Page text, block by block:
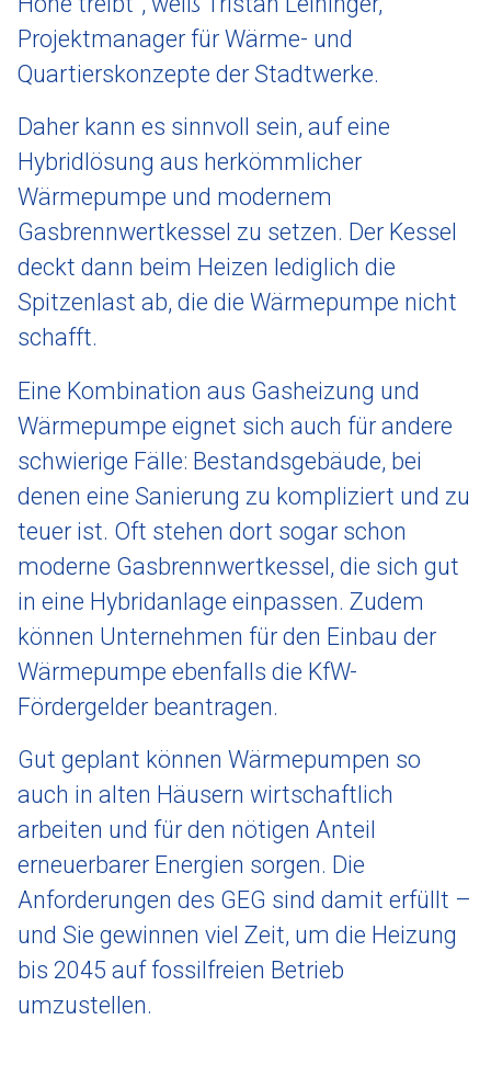
Projektmanager für Wärme- und
Quartierskonzepte der Stadtwerke.
Daher kann es sinnvoll sein, auf eine
Hybridlösung aus herkömmlicher
Wärmepumpe und modernem
Gasbrennwertkessel zu setzen. Der Kessel
deckt dann beim Heizen lediglich die
Spitzenlast ab, die die Wärmepumpe nicht
schafft.
Eine Kombination aus Gasheizung und
Wärmepumpe eignet sich auch für andere
schwierige Fälle: Bestandsgebäude, bei
denen eine Sanierung zu kompliziert und zu
teuer ist. Oft stehen dort sogar schon
moderne Gasbrennwertkessel, die sich gut
in eine Hybridanlage einpassen. Zudem
können Unternehmen für den Einbau der
Wärmepumpe ebenfalls die KfW-
Fördergelder beantragen.
Gut geplant können Wärmepumpen so
auch in alten Häusern wirtschaftlich
arbeiten und für den nötigen Anteil
erneuerbarer Energien sorgen. Die
Anforderungen des GEG sind damit erfüllt –
und Sie gewinnen viel Zeit, um die Heizung
bis 2045 auf fossilfreien Betrieb
umzustellen.